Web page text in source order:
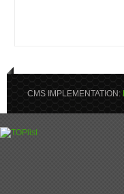
CMS IMPLEMENTATION: